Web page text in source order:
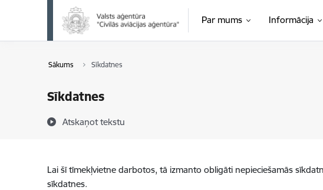
Pāriet uz lapas saturu
Par mums Informācija
Sākums Sīkdatnes
Sīkdatnes
Atskaņot tekstu
Lai šī tīmekļvietne darbotos, tā izmanto obligāti nepieciešamās
sīkdatnes.